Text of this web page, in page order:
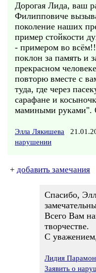
Дорогая Лида, ваш
Филипповиче
поколение наших
пример стойкости
- примером во
поклон за память и
прекрасном
повторю вместе с
туда, где через
сарафане и
мамиными руками".
Элла Лякишева
нарушении
+ добавить замечания
Спасибо,
Всего Вам
творчестве.
С
Лидия
Заявить о